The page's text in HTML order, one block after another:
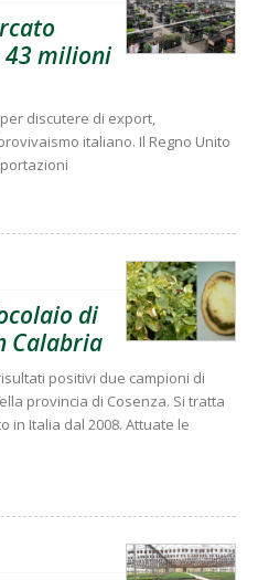
milioni
discutere di export,
italiano. Il Regno Unito
di
Calabria
positivi due campioni di
provincia di Cosenza. Si tratta
in Italia dal 2008. Attuate le